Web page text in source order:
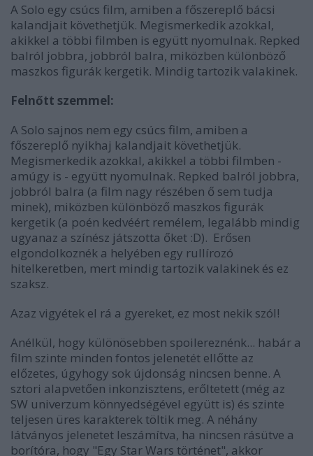
A Solo egy csúcs film, amiben a főszereplő bácsi
kalandjait követhetjük. Megismerkedik azokkal,
akikkel a többi filmben is együtt nyomulnak. Repked
balról jobbra, jobbról balra, miközben különböző
maszkos figurák kergetik. Mindig tartozik valakinek.
Felnőtt szemmel:
A Solo sajnos nem egy csúcs film, amiben a
főszereplő nyikhaj kalandjait követhetjük.
Megismerkedik azokkal, akikkel a többi filmben -
amúgy is - együtt nyomulnak. Repked balról jobbra,
jobbról balra (a film nagy részében ő sem tudja
minek), miközben különböző maszkos figurák
kergetik (a poén kedvéért remélem, legalább mindig
ugyanaz a színész játszotta őket :D). Erősen
elgondolkoznék a helyében egy rullírozó
hitelkeretben, mert mindig tartozik valakinek és ez
szaksz.
Azaz vigyétek el rá a gyereket, ez most nekik szól!
Anélkül, hogy különösebben spoilereznénk... habár a
film szinte minden fontos jelenetét ellőtte az
előzetes, úgyhogy sok újdonság nincsen benne. A
sztori alapvetően inkonzisztens, erőltetett (még az
SW univerzum könnyedségével együtt is) és szinte
teljesen üres karakterek töltik meg. A néhány
látványos jelenetet leszámítva, ha nincsen rásütve a
borítóra, hogy "Egy Star Wars történet", akkor